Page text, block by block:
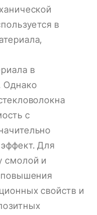
в
в
Однако
с
Для
смолой и
свойств и